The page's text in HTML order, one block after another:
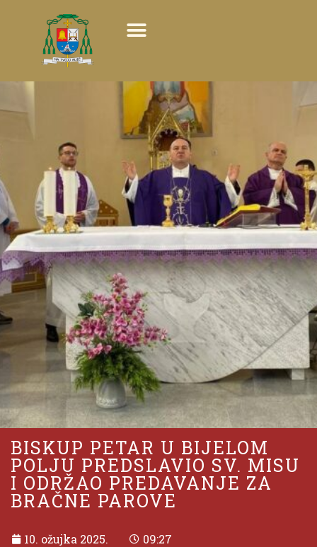
BISKUP PETAR U BIJELOM
POLJU PREDSLAVIO SV. MISU
I ODRŽAO PREDAVANJE ZA
BRAČNE PAROVE
10. ožujka 2025. 09:27